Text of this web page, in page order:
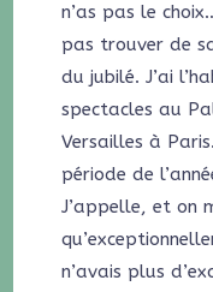
n’as pas le
pas trouver de
du jubilé. J’ai
spectacles au
Versailles à
période de
J’appelle, et on
n’avais plus